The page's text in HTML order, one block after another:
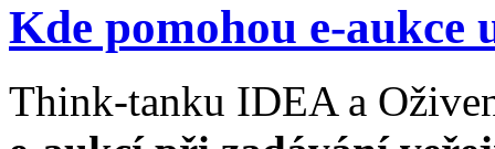
Kde pomohou e-aukce
Think-tanku IDEA a